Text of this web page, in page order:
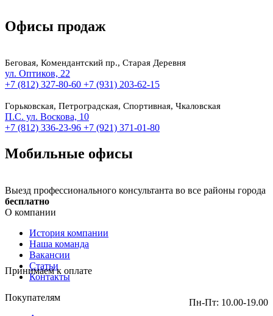
Офисы продаж
Беговая, Комендантский пр., Старая Деревня
ул. Оптиков, 22
+7 (812) 327-80-60 +7 (931) 203-62-15
Горьковская, Петроградская, Спортивная, Чкаловская
П.С. ул. Воскова, 10
+7 (812) 336-23-96 +7 (921) 371-01-80
Мобильные офисы
Выезд профессионального консультанта во все районы города
бесплатно
О компании
История компании
Наша команда
Вакансии
Статьи
Контакты
Покупателям
Принимаем к оплате
Пн-Пт: 10.00-19.00